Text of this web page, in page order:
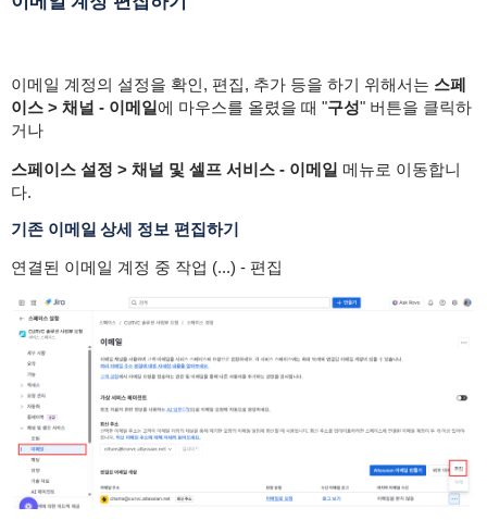
이메일 계정의 설정을 확인, 편집, 추가 등을 하기 위해서는 스페
이스 > 채널 - 이메일에 마우스를 올렸을 때 "구성" 버튼을 클릭하
거나
스페이스 설정 > 채널 및 셀프 서비스 - 이메일 메뉴로 이동합니
다.
기존 이메일 상세 정보 편집하기
연결된 이메일 계정 중 작업 (...) - 편집